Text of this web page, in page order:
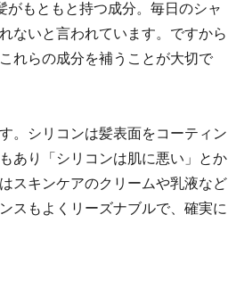
もともと持つ成分。毎日のシャ
ないと言われています。ですから
れらの成分を補うことが大切で
。シリコンは髪表面をコーティン
あり「シリコンは肌に悪い」とか
スキンケアのクリームや乳液など
スもよくリーズナブルで、確実に